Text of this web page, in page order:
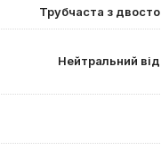
Трубчаста з
Нейтральний